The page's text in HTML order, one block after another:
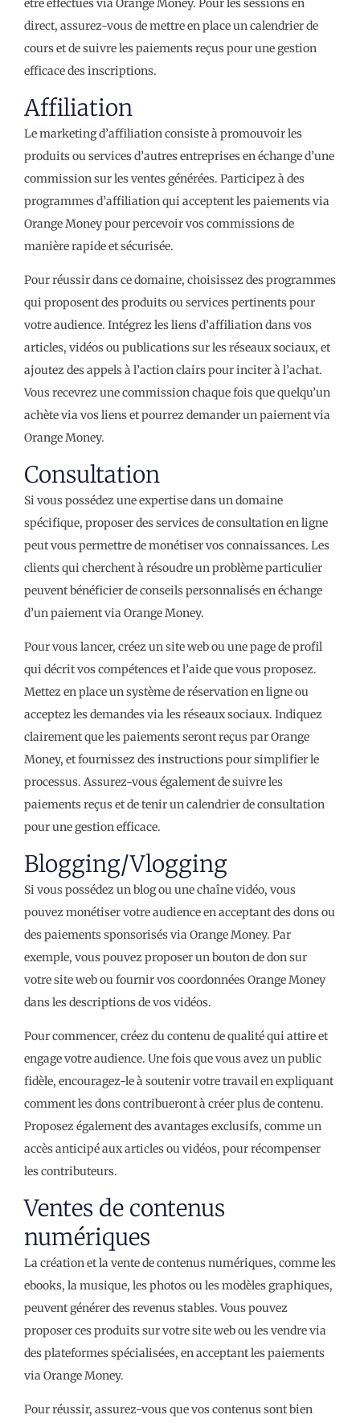
être effectués via Orange Money. Pour les sessions en
direct, assurez-vous de mettre en place un calendrier de
cours et de suivre les paiements reçus pour une gestion
efficace des inscriptions.
Affiliation
Le marketing d’affiliation consiste à promouvoir les
produits ou services d’autres entreprises en échange d’une
commission sur les ventes générées. Participez à des
programmes d’affiliation qui acceptent les paiements via
Orange Money pour percevoir vos commissions de
manière rapide et sécurisée.
Pour réussir dans ce domaine, choisissez des programmes
qui proposent des produits ou services pertinents pour
votre audience. Intégrez les liens d’affiliation dans vos
articles, vidéos ou publications sur les réseaux sociaux, et
ajoutez des appels à l’action clairs pour inciter à l’achat.
Vous recevrez une commission chaque fois que quelqu’un
achète via vos liens et pourrez demander un paiement via
Orange Money.
Consultation
Si vous possédez une expertise dans un domaine
spécifique, proposer des services de consultation en ligne
peut vous permettre de monétiser vos connaissances. Les
clients qui cherchent à résoudre un problème particulier
peuvent bénéficier de conseils personnalisés en échange
d’un paiement via Orange Money.
Pour vous lancer, créez un site web ou une page de profil
qui décrit vos compétences et l’aide que vous proposez.
Mettez en place un système de réservation en ligne ou
acceptez les demandes via les réseaux sociaux. Indiquez
clairement que les paiements seront reçus par Orange
Money, et fournissez des instructions pour simplifier le
processus. Assurez-vous également de suivre les
paiements reçus et de tenir un calendrier de consultation
pour une gestion efficace.
Blogging/Vlogging
Si vous possédez un blog ou une chaîne vidéo, vous
pouvez monétiser votre audience en acceptant des dons ou
des paiements sponsorisés via Orange Money. Par
exemple, vous pouvez proposer un bouton de don sur
votre site web ou fournir vos coordonnées Orange Money
dans les descriptions de vos vidéos.
Pour commencer, créez du contenu de qualité qui attire et
engage votre audience. Une fois que vous avez un public
fidèle, encouragez-le à soutenir votre travail en expliquant
comment les dons contribueront à créer plus de contenu.
Proposez également des avantages exclusifs, comme un
accès anticipé aux articles ou vidéos, pour récompenser
les contributeurs.
Ventes de contenus
numériques
La création et la vente de contenus numériques, comme les
ebooks, la musique, les photos ou les modèles graphiques,
peuvent générer des revenus stables. Vous pouvez
proposer ces produits sur votre site web ou les vendre via
des plateformes spécialisées, en acceptant les paiements
via Orange Money.
Pour réussir, assurez-vous que vos contenus sont bien